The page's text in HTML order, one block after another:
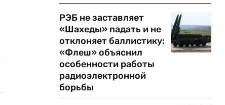
РЭБ не заставляет
«Шахеды» падать и не
отклоняет баллистику:
«Флеш» объяснил
особенности работы
радиоэлектронной
борьбы